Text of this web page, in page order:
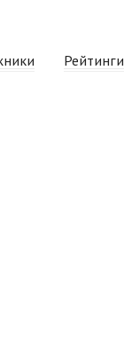
Рейтинги